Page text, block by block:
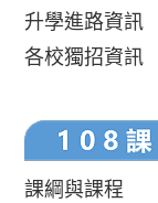
升學進路資訊
各校獨招資訊
課綱與課程